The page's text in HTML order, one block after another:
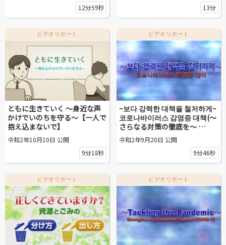
12分59秒
13分
ビデオリポート
ともに生きていく ～身近な声
かけでいのちを守る～【一人で
抱え込まないで】
令和2年10月10日 公開
9分18秒
ビデオリポート
~보다 강력한 대책을 철저하게~
코로나바이러스 감염증 대책(〜
さらなる対策の徹底を〜 …
令和2年9月20日 公開
9分46秒
ビデオリポート ビデオリポート